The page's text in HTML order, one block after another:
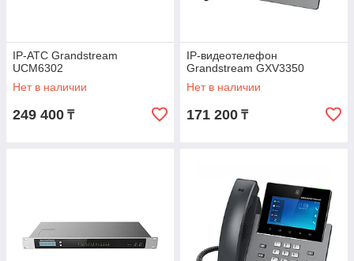
IP-АТС Grandstream
UCM6302
Нет в наличии
249 400 ₸
IP-видеотелефон
Grandstream GXV3350
Нет в наличии
171 200 ₸